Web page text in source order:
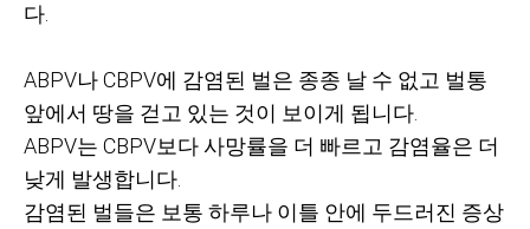
다
ABPV나CBPV에 감염된 벌은 종종 날 수 없고 벌통
앞에서 땅을 걷고 있는 것이 보이게 됩니다
ABPV는 CBPV보다 사망률을 더 빠르고 감염율은 더
낮게 발생합니다
감염된 벌들은 보통 하루나 이틀 안에 두드러진 증상